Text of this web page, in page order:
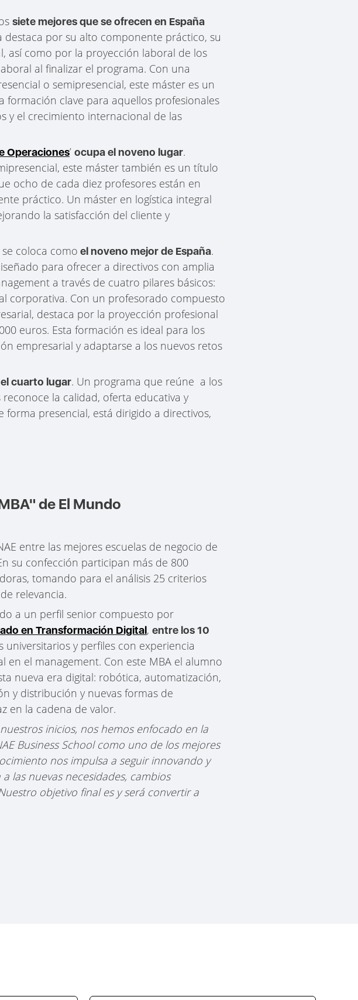
siete mejores que se ofrecen en España
por su alto componente práctico, su
así como por la proyección laboral de los
al finalizar el programa. Con una
o semipresencial, este máster es un
formación clave para aquellos profesionales
y el crecimiento internacional de las
Operaciones’ ocupa el noveno lugar.
este máster también es un título
ocho de cada diez profesores están en
práctico. Un máster en logística integral
la satisfacción del cliente y
se coloca como el noveno mejor de España.
para ofrecer a directivos con amplia
a través de cuatro pilares básicos:
corporativa. Con un profesorado compuesto
destaca por la proyección profesional
euros. Esta formación es ideal para los
empresarial y adaptarse a los nuevos retos
cuarto lugar. Un programa que reúne a los
la calidad, oferta educativa y
presencial, está dirigido a directivos,
de El Mundo
entre las mejores escuelas de negocio de
su confección participan más de 800
tomando para el análisis 25 criterios
relevancia.
a un perfil senior compuesto por
en Transformación Digital, entre los 10
y perfiles con experiencia
el management. Con este MBA el alumno
nueva era digital: robótica, automatización,
y distribución y nuevas formas de
en la cadena de valor.
nuestros inicios, nos hemos enfocado en la
Business School como uno de los mejores
nos impulsa a seguir innovando y
las nuevas necesidades, cambios
objetivo final es y será convertir a